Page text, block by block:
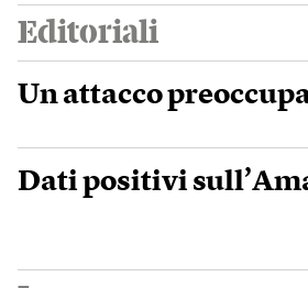
Editoriali
Un attacco
Dati positivi